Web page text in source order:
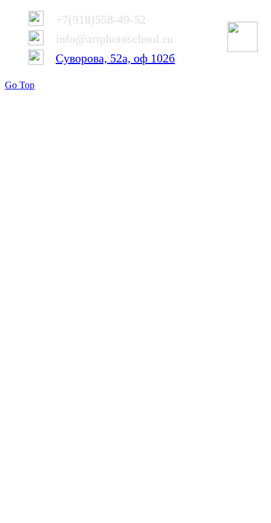
+7(918)558-49-52
info@artphotoschool.ru
Суворова, 52а, оф 102б
Go Top